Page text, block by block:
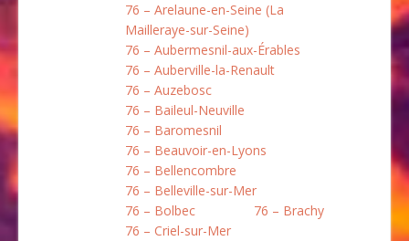
76 – Arelaune-en-Seine (La
Mailleraye-sur-Seine)
76 – Aubermesnil-aux-Érables
76 – Auberville-la-Renault
76 – Auzebosc
76 – Baileul-Neuville
76 – Baromesnil
76 – Beauvoir-en-Lyons
76 – Bellencombre
76 – Belleville-sur-Mer
76 – Bolbec
76 – Brachy
76 – Criel-sur-Mer